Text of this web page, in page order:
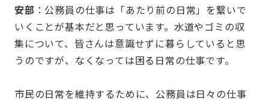
安部 ：公務員の仕事は「あたり前の日常」を繋いで
いくことが基本だと思っています。水道やゴミの収
集について、皆さんは意識せずに暮らしていると思
うのですが、なくなっては困る日常の仕事です。
市民の日常を維持するために、公務員は日々の仕事